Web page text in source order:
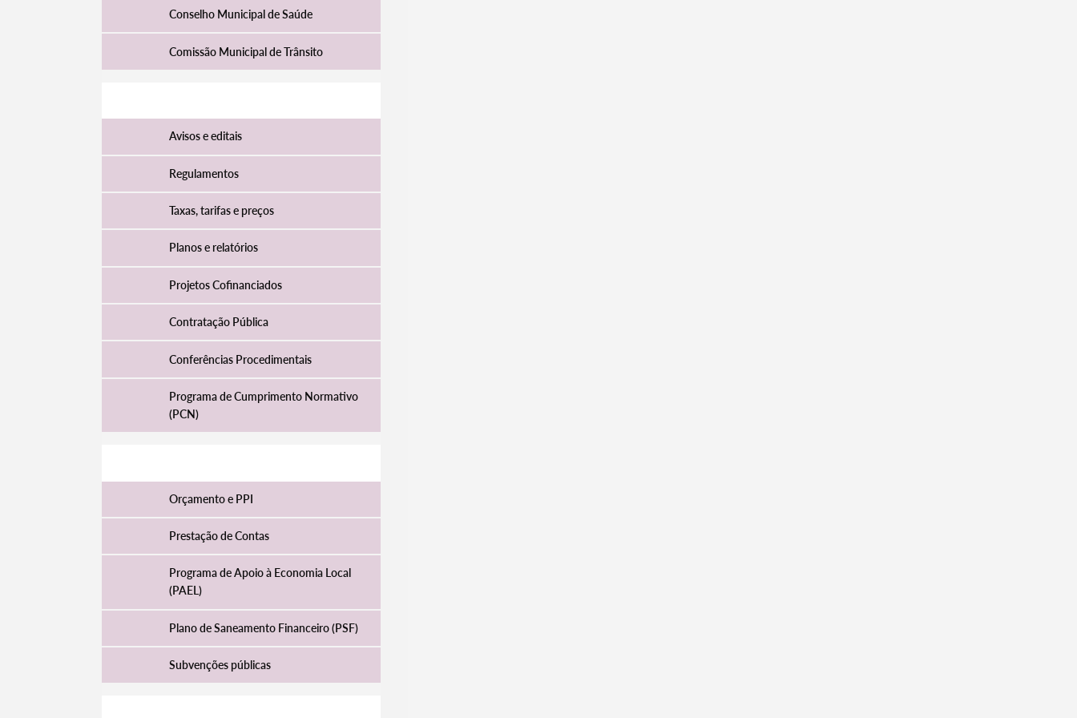
Termo de Pesquisa
Categorias gerais
Filtros
Conselho Municipal de Saúde
Comissão Municipal de Trânsito
Avisos e editais
Regulamentos
Taxas, tarifas e preços
Planos e relatórios
Projetos Cofinanciados
Contratação Pública
Conferências Procedimentais
Programa de Cumprimento Normativo
(PCN)
Orçamento e PPI
Prestação de Contas
Programa de Apoio à Economia Local
(PAEL)
Plano de Saneamento Financeiro (PSF)
Subvenções públicas